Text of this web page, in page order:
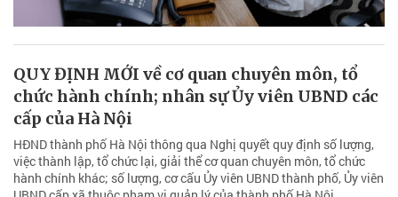
QUY ĐỊNH MỚI về cơ quan chuyên môn, tổ
chức hành chính; nhân sự Ủy viên UBND các
cấp của Hà Nội
HĐND thành phố Hà Nội thông qua Nghị quyết quy định số lượng,
việc thành lập, tổ chức lại, giải thể cơ quan chuyên môn, tổ chức
hành chính khác; số lượng, cơ cấu Ủy viên UBND thành phố, Ủy viên